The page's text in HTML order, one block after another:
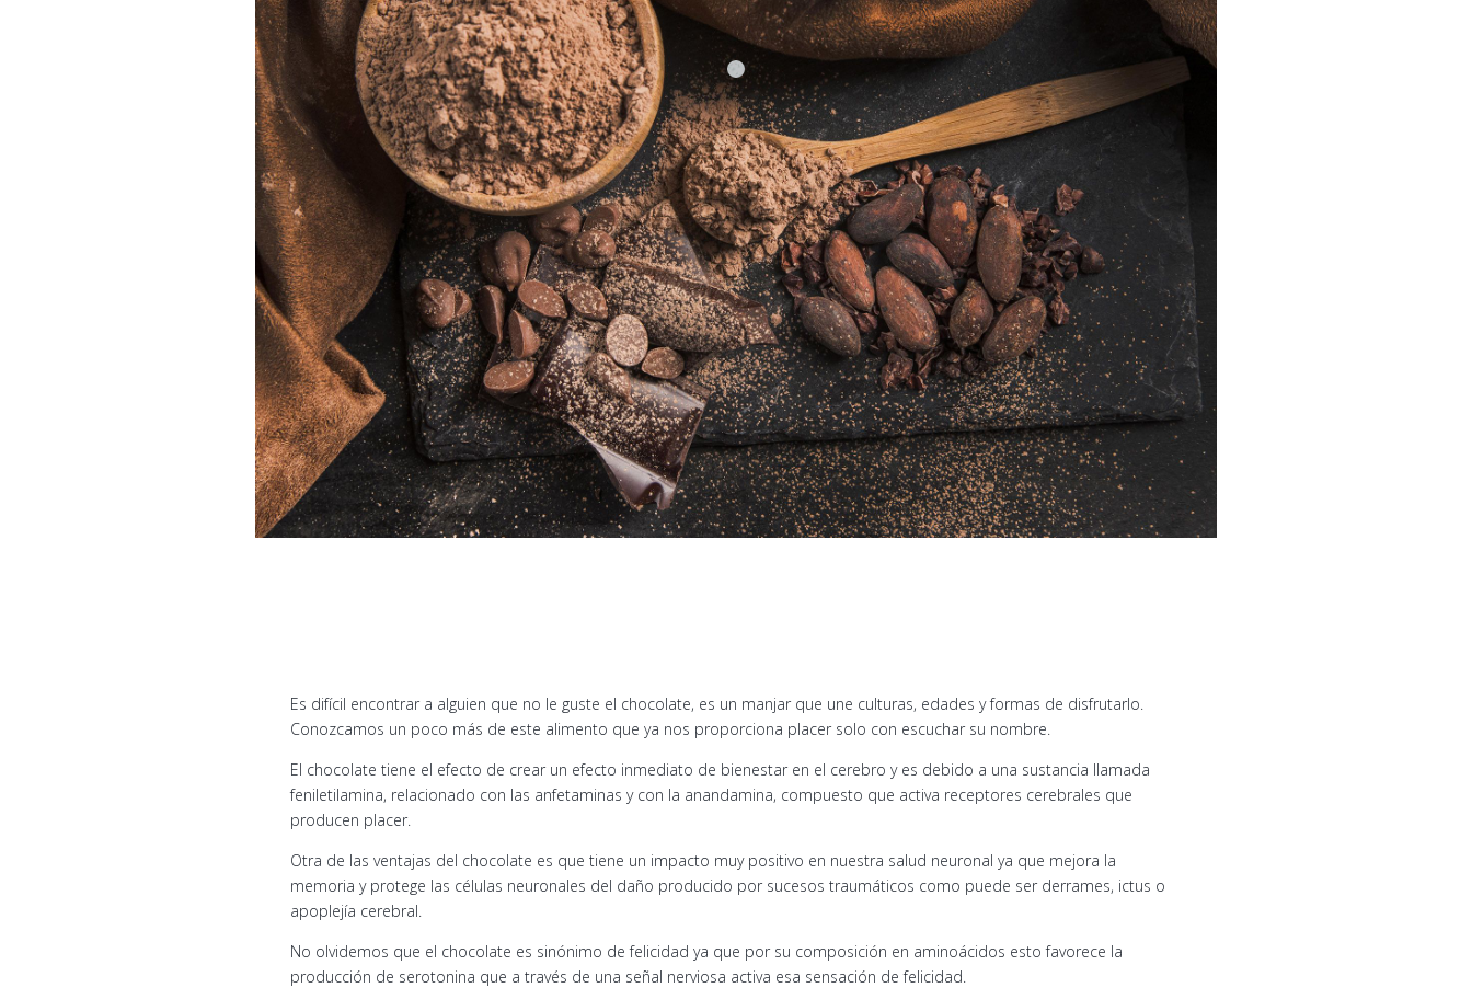
Es difícil encontrar a alguien que no le guste el chocolate, es un manjar que une culturas, edades y formas de disfrutarlo.
Conozcamos un poco más de este alimento que ya nos proporciona placer solo con escuchar su nombre.
El chocolate tiene el efecto de crear un efecto inmediato de bienestar en el cerebro y es debido a una sustancia llamada
feniletilamina, relacionado con las anfetaminas y con la anandamina, compuesto que activa receptores cerebrales que
producen placer.
Otra de las ventajas del chocolate es que tiene un impacto muy positivo en nuestra salud neuronal ya que mejora la
memoria y protege las células neuronales del daño producido por sucesos traumáticos como puede ser derrames, ictus o
apoplejía cerebral.
No olvidemos que el chocolate es sinónimo de felicidad ya que por su composición en aminoácidos esto favorece la
producción de serotonina que a través de una señal nerviosa activa esa sensación de felicidad.